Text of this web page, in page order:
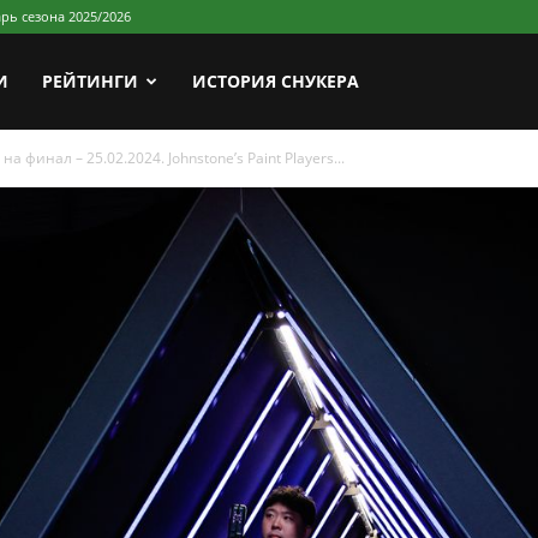
сезона 2025/2026
РЕЙТИНГИ ИСТОРИЯ СНУКЕРА
финал – 25.02.2024. Johnstone’s Paint Players...